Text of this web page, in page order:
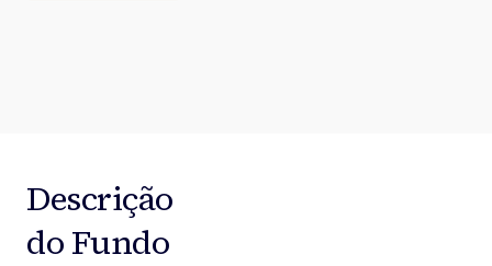
Descrição
do Fundo